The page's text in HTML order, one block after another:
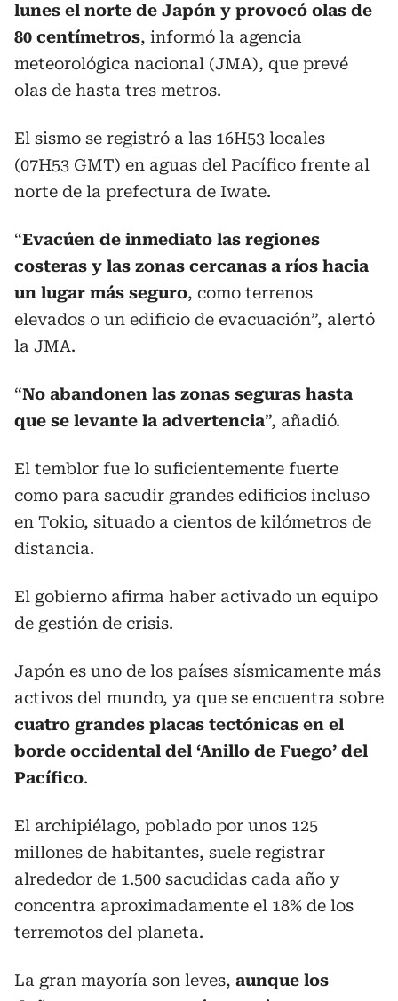
lunes el norte de Japón y provocó olas de
80 centímetros, informó la agencia
meteorológica nacional (JMA), que prevé
olas de hasta tres metros.
El sismo se registró a las 16H53 locales
(07H53 GMT) en aguas del Pacífico frente al
norte de la prefectura de Iwate.
“Evacúen de inmediato las regiones
costeras y las zonas cercanas a ríos hacia
un lugar más seguro, como terrenos
elevados o un edificio de evacuación”, alertó
la JMA.
“No abandonen las zonas seguras hasta
que se levante la advertencia”, añadió.
El temblor fue lo suficientemente fuerte
como para sacudir grandes edificios incluso
en Tokio, situado a cientos de kilómetros de
distancia.
El gobierno afirma haber activado un equipo
de gestión de crisis.
Japón es uno de los países sísmicamente más
activos del mundo, ya que se encuentra sobre
cuatro grandes placas tectónicas en el
borde occidental del ‘Anillo de Fuego’ del
Pacífico.
El archipiélago, poblado por unos 125
millones de habitantes, suele registrar
alrededor de 1.500 sacudidas cada año y
concentra aproximadamente el 18% de los
terremotos del planeta.
La gran mayoría son leves, aunque los